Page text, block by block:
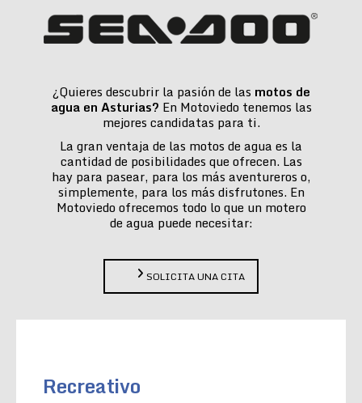
¿Quieres descubrir la pasión de las motos de
agua en Asturias? En Motoviedo tenemos las
mejores candidatas para ti.
La gran ventaja de las motos de agua es la
cantidad de posibilidades que ofrecen. Las
hay para pasear, para los más aventureros o,
simplemente, para los más disfrutones. En
Motoviedo ofrecemos todo lo que un motero
de agua puede necesitar:
SOLICITA UNA CITA
Recreativo